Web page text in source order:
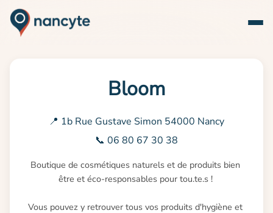
Bloom
📍 1b Rue Gustave Simon 54000 Nancy
📞 06 80 67 30 38
Boutique de cosmétiques naturels et de produits bien
être et éco-responsables pour tou.te.s !
Vous pouvez y retrouver tous vos produits d'hygiène et